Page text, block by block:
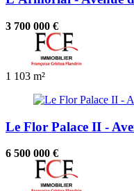
3 700 000 €
1 103 m²
Le Flor Palace II -
6 500 000 €